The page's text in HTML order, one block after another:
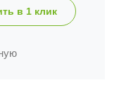
в 1 клик